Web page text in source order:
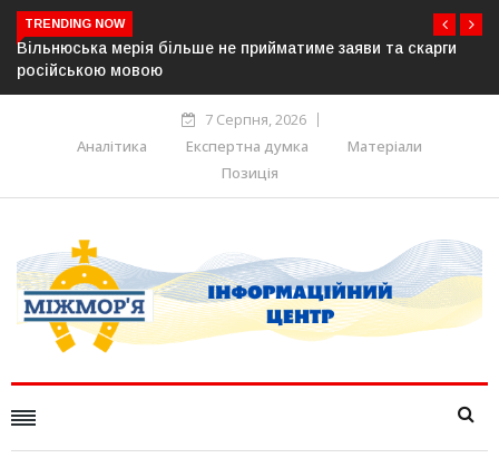
TRENDING NOW
скарги
В Угорщині можуть обрати нового президента вже
серпня — фракція «Тиси»
7 Серпня, 2026
Аналітика
Експертна думка
Матеріали
Позиція